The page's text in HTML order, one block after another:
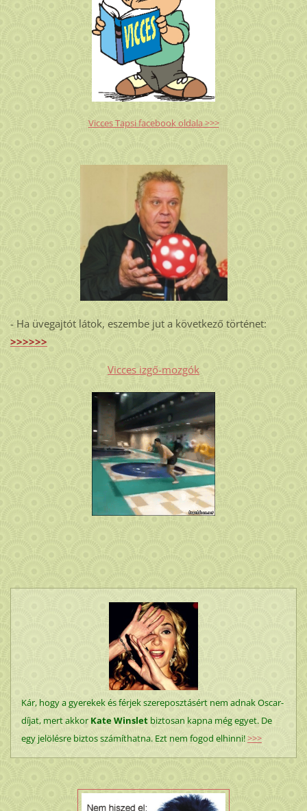
Vicces Tapsi facebook oldala >>>
- Ha üvegajtót látok, eszembe jut a következő történet:
>>>>>>
Vicces izgő-mozgók
Kár, hogy a gyerekek és férjek szereposztásért nem adnak Oscar-
díjat, mert akkor Kate Winsletbiztosan kapna még egyet. De
egy jelölésre biztos számíthatna. Ezt nem fogod elhinni!>>>